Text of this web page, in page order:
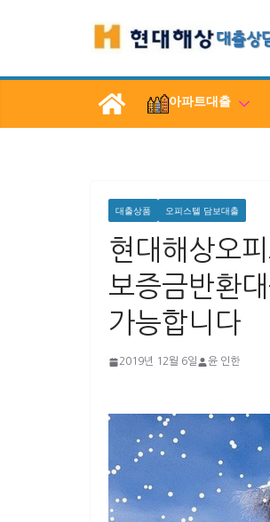
로
아파트대출
대출상품 오피스텔 담보대출
현대해상오
보증금반환
가능합니다
2019년 12월 6일 윤 인한